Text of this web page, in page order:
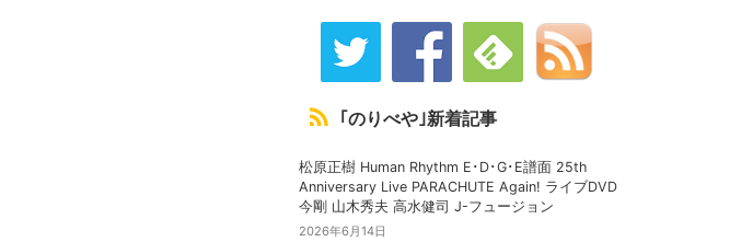
｢のりべや｣新着記事
松原正樹 Human Rhythm E･D･G･E譜面 25th
Anniversary Live PARACHUTE Again! ライブDVD
今剛 山木秀夫 高水健司 J-フュージョン
2026年6月14日